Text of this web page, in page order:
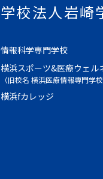
学校法人岩崎
情報科学専門学校
横浜スポーツ&医療ウェル
（旧校名 横浜医療情報専門学校
横浜fカレッジ